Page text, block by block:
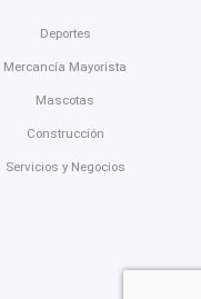
Deportes
Mercancía Mayorista
Mascotas
Construcción
Servicios y Negocios